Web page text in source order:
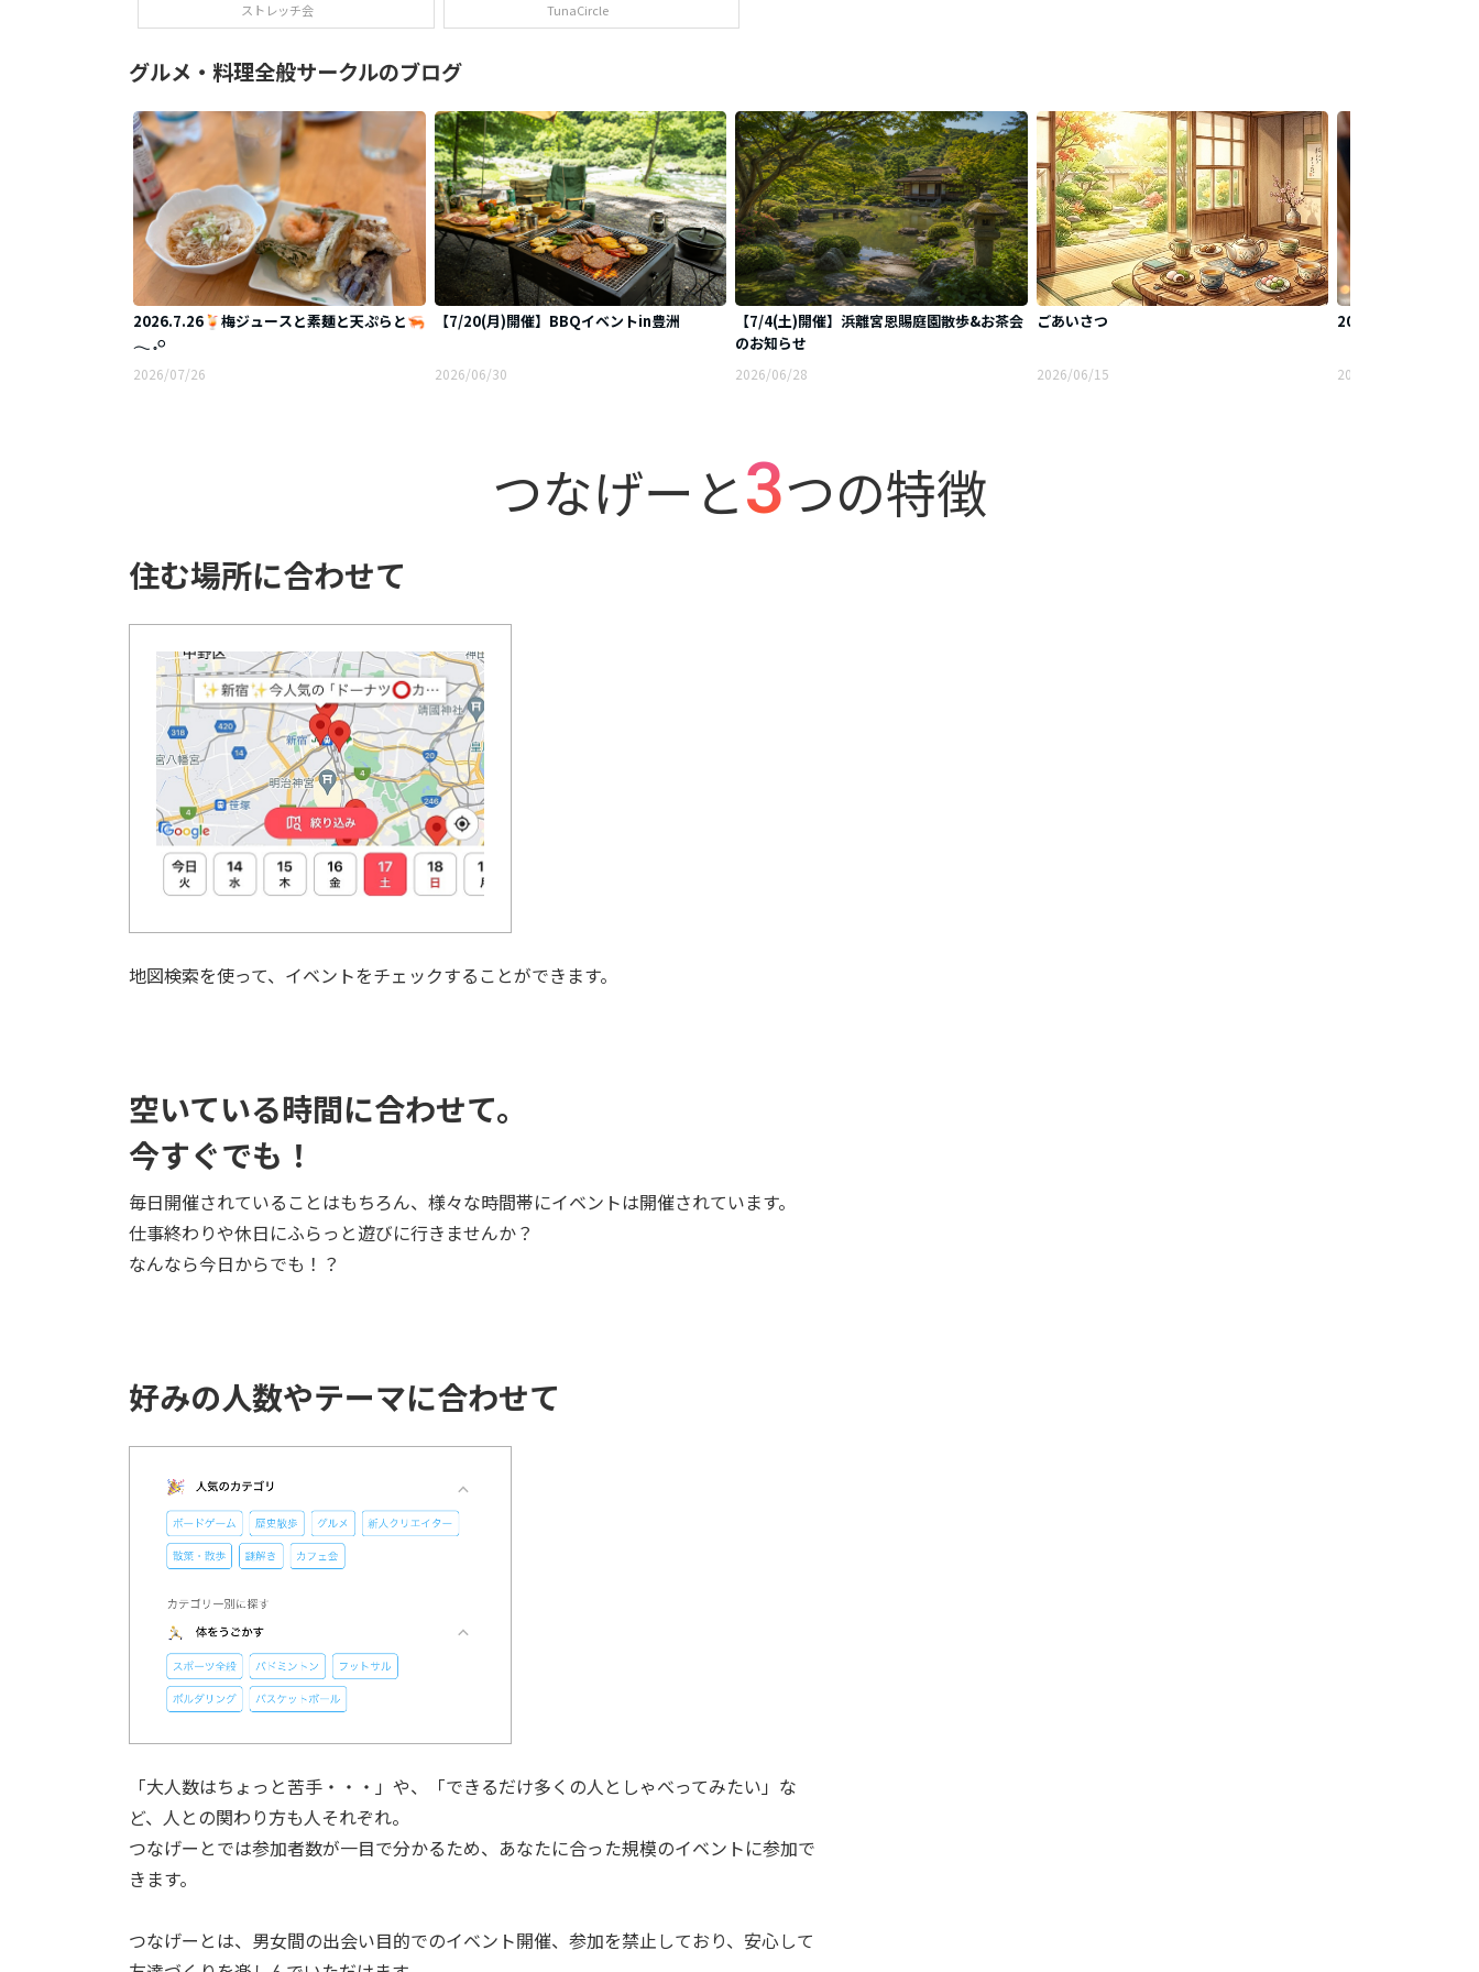
ストレッチ会 TunaCircle
グルメ・料理全般サークルのブログ
2026.7.26🍹梅ジュースと素麺と天ぷらと🦐‪
𓂃 𓈒𓏸
2026/07/26
【7/20(月)開催】BBQイベントin豊洲
2026/06/30
【7/4(土)開催】浜離宮恩賜庭園散歩&お茶会
のお知らせ
2026/06/28
ごあいさつ
2026/06/15 2026/06/13
つなげーと3つの特徴
住む場所に合わせて
地図検索を使って、イベントをチェックすることができます。
空いている時間に合わせて。
今すぐでも！
毎日開催されていることはもちろん、様々な時間帯にイベントは開催されています。
仕事終わりや休日にふらっと遊びに行きませんか？
なんなら今日からでも！？
好みの人数やテーマに合わせて
「大人数はちょっと苦手・・・」や、「できるだけ多くの人としゃべってみたい」な
ど、人との関わり方も人それぞれ。
つなげーとでは参加者数が一目で分かるため、あなたに合った規模のイベントに参加で
きます。
つなげーとは、男女間の出会い目的でのイベント開催、参加を禁止しており、安心して